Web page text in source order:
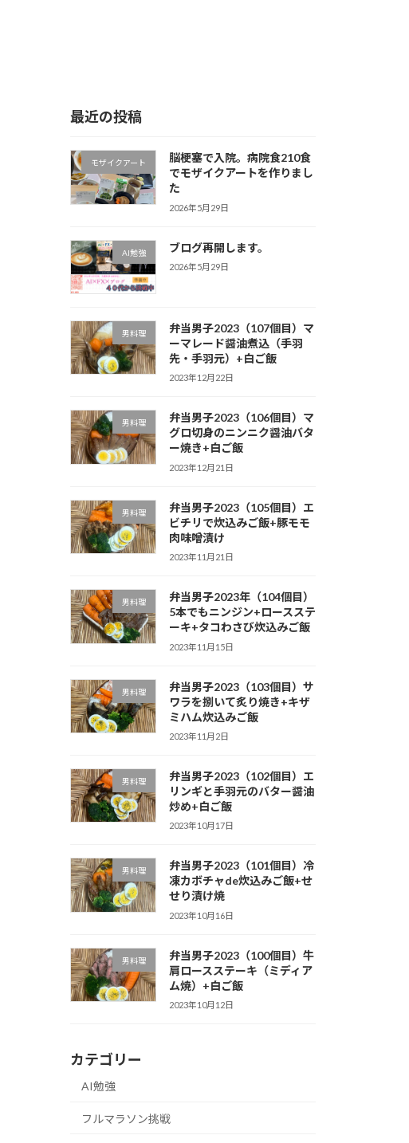
最近の投稿
モザイクアート
脳梗塞で入院。病院食210食
でモザイクアートを作りまし
た
2026年5月29日
AI勉強 ブログ再開します。
2026年5月29日
男料理
弁当男子2023（107個目）マ
ーマレード醤油煮込（手羽
先・手羽元）+白ご飯
2023年12月22日
男料理
弁当男子2023（106個目）マ
グロ切身のニンニク醤油バタ
ー焼き+白ご飯
2023年12月21日
男料理
弁当男子2023（105個目）エ
ビチリで炊込みご飯+豚モモ
肉味噌漬け
2023年11月21日
男料理
弁当男子2023年（104個目）
5本でもニンジン+ロースステ
ーキ+タコわさび炊込みご飯
2023年11月15日
男料理
弁当男子2023（103個目）サ
ワラを捌いて炙り焼き+キザ
ミハム炊込みご飯
2023年11月2日
男料理
弁当男子2023（102個目）エ
リンギと手羽元のバター醤油
炒め+白ご飯
2023年10月17日
男料理
弁当男子2023（101個目）冷
凍カボチャde炊込みご飯+せ
せり漬け焼
2023年10月16日
男料理
弁当男子2023（100個目）牛
肩ロースステーキ（ミディア
ム焼）+白ご飯
2023年10月12日
カテゴリー
AI勉強
フルマラソン挑戦